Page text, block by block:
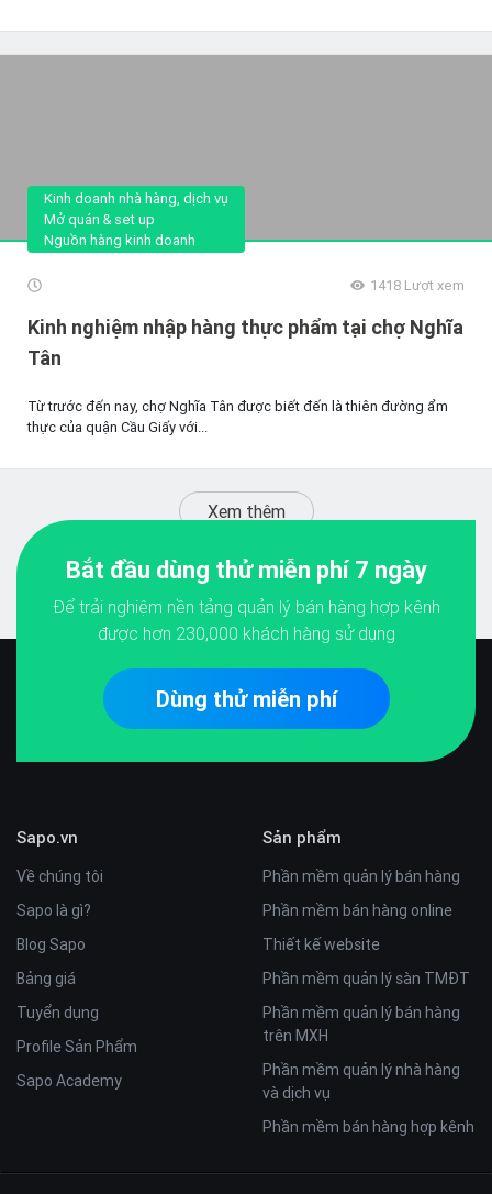
Kinh doanh nhà hàng, dịch vụ
Mở quán & set up
Nguồn hàng kinh doanh
1418 Lượt xem
Kinh nghiệm nhập hàng thực phẩm tại chợ Nghĩa
Tân
Từ trước đến nay, chợ Nghĩa Tân được biết đến là thiên đường ẩm
thực của quận Cầu Giấy với...
Xem thêm
Bắt đầu dùng thử miễn phí 7 ngày
Để trải nghiệm nền tảng quản lý bán hàng hợp kênh
được hơn 230,000 khách hàng sử dụng
Dùng thử miễn phí
Sapo.vn
Về chúng tôi
Sapo là gì?
Blog Sapo
Bảng giá
Tuyển dụng
Profile Sản Phẩm
Sapo Academy
Sản phẩm
Phần mềm quản lý bán hàng
Phần mềm bán hàng online
Thiết kế website
Phần mềm quản lý sàn TMĐT
Phần mềm quản lý bán hàng
trên MXH
Phần mềm quản lý nhà hàng
và dịch vụ
Phần mềm bán hàng hợp kênh